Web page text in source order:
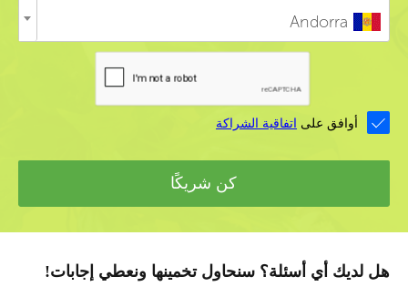
Andorra
أوافق على اتفاقية الشراكة
كن شريكًا
هل لديك أي أسئلة؟ سنحاول تخمينها ونعطي إجابات!